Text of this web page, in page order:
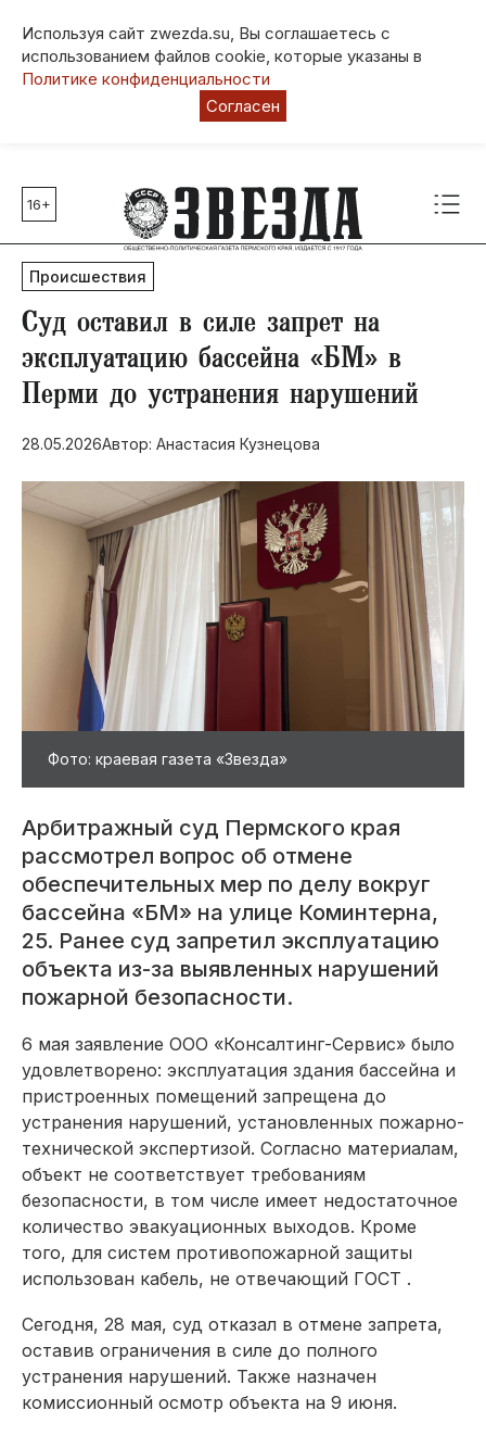
Используя сайт zwezda.su, Вы соглашаетесь с
использованием файлов cookie, которые указаны в
Политике конфиденциальности
Согласен
Главные темы
80 лет Победы
Молодежная столица РФ
СВО
Выборы в Пермском крае
Социальная поддержка
Инфраструктура
Благоустройство
16+
Происшествия
​Суд оставил в силе запрет на
эксплуатацию бассейна «БМ» в
Перми до устранения нарушений
28.05.2026Автор: Анастасия Кузнецова
Фото: краевая газета «Звезда»
Арбитражный суд Пермского края
рассмотрел вопрос об отмене
обеспечительных мер по делу вокруг
бассейна «БМ» на улице Коминтерна,
25. Ранее суд запретил эксплуатацию
объекта из-за выявленных нарушений
пожарной безопасности.
6 мая заявление ООО «Консалтинг-Сервис» было
удовлетворено: эксплуатация здания бассейна и
пристроенных помещений запрещена до
устранения нарушений, установленных пожарно-
технической экспертизой. Согласно материалам,
объект не соответствует требованиям
безопасности, в том числе имеет недостаточное
количество эвакуационных выходов. Кроме
того, для систем противопожарной защиты
использован кабель, не отвечающий ГОСТ .
Сегодня, 28 мая, суд отказал в отмене запрета,
оставив ограничения в силе до полного
устранения нарушений. Также назначен
комиссионный осмотр объекта на 9 июня.